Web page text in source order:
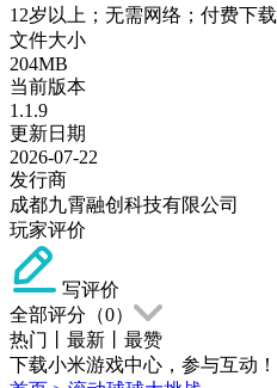
12岁以上；无需网络；付费下载
文件大小
204MB
当前版本
1.1.9
更新日期
2026-07-22
发行商
成都九霄融创科技有限公司
玩家评价
写评价
全部评分（0）
热门
最新
最赞
下载小米游戏中心，参与互动！